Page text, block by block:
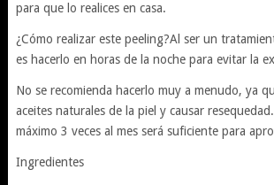
para que lo realices en casa.
¿Cómo realizar este peeling?Al ser un
es hacerlo en horas de la noche para evitar la
No se recomienda hacerlo muy a menudo, ya
aceites naturales de la piel y causar
máximo 3 veces al mes será suficiente para
Ingredientes